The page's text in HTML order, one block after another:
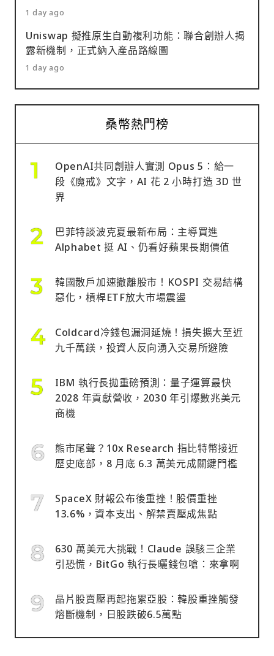
1 day ago
Uniswap 擬推原生自動複利功能：聯合創辦人揭
露新機制，正式納入產品路線圖
1 day ago
桑幣熱門榜
OpenAI共同創辦人實測 Opus 5：給一
段《魔戒》文字，AI 花 2 小時打造 3D 世
界
巴菲特談波克夏最新布局：主導買進
Alphabet 挺 AI、仍看好蘋果長期價值
韓國散戶加速撤離股市！KOSPI 交易結構
惡化，槓桿ETF放大市場震盪
Coldcard冷錢包漏洞延燒！損失擴大至近
九千萬鎂，投資人反向湧入交易所避險
IBM 執行長拋重磅預測：量子運算最快
2028 年貢獻營收，2030 年引爆數兆美元
商機
熊市尾聲？10x Research 指比特幣接近
歷史底部，8 月底 6.3 萬美元成關鍵門檻
SpaceX 財報公布後重挫！股價重挫
13.6%，資本支出、解禁賣壓成焦點
630 萬美元大挑戰！Claude 誤駭三企業
引恐慌，BitGo 執行長曬錢包嗆：來拿啊
晶片股賣壓再起拖累亞股：韓股重挫觸發
熔斷機制，日股跌破6.5萬點